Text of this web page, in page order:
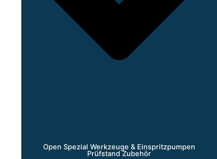
Open Spezial Werkzeuge & Einspritzpumpen
Prüfstand Zubehör